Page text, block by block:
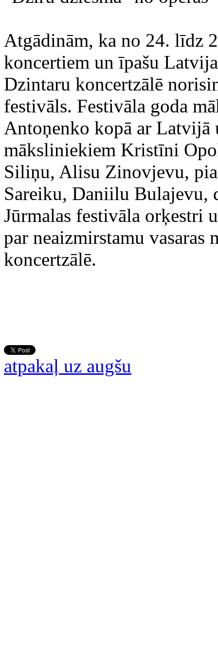
Atgādinām, ka no 24. līdz
koncertiem un īpašu
Dzintaru koncertzālē
festivāls. Festivāla goda
Antoņenko kopā ar Latvijā
māksliniekiem Kristīni
Siliņu, Alisu Zinovjevu,
Sareiku, Daniilu
Jūrmalas festivāla orķestri
par neaizmirstamu
koncertzālē.
atpakaļ uz augšu